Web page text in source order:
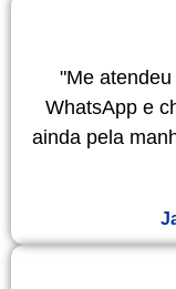
"Me
WhatsApp e
ainda pela